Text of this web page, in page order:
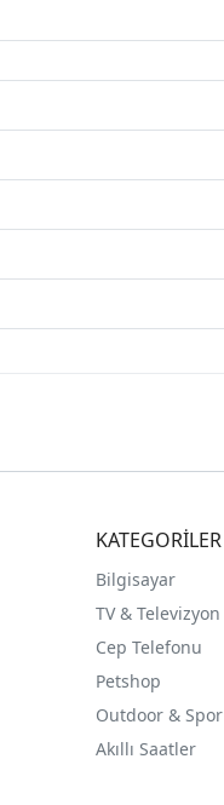
KATEGORİLER
Bilgisayar
TV & Televizyon
Cep Telefonu
Petshop
Outdoor & Spor
Akıllı Saatler